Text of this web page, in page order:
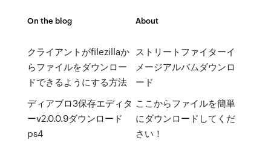
On the blog
クライアントがfilezillaか
らファイルをダウンロー
ドできるようにする方法
ディアブロ3保存エディタ
ーv2.0.0.9ダウンロード
ps4
About
ストリートファイターイ
メージアルバムダウンロ
ード
ここからファイルを簡単
にダウンロードしてくだ
さい！